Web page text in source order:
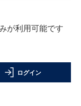
が利用可能です
ログイン